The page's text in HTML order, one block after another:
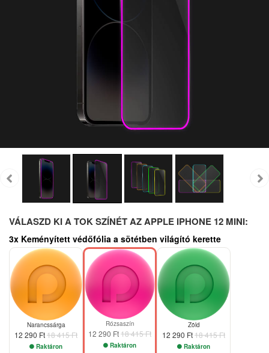
VÁLASZD KI A TOK SZÍNÉT AZ APPLE IPHONE 12 MINI:
3x Keményített védőfólia a sötétben világító kerette
-33%
Narancssárga
12 290 Ft18 415 Ft
Raktáron
-33%
Rózsaszín
12 290 Ft18 415 Ft
Raktáron
-33%
Zöld
12 290 Ft18 415 Ft
Raktáron